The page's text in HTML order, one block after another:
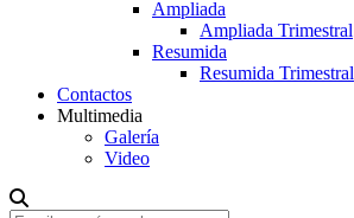
Ampliada
Ampliada Trimestral
Resumida
Resumida Trimestral
Contactos
Multimedia
Galería
Video